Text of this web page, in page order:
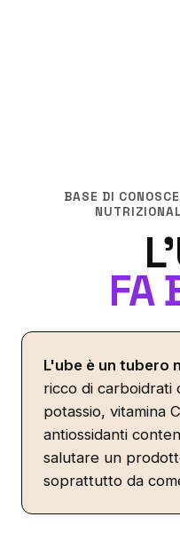
BASE DI
FA
L'ube è un tubero
ricco di carboidrati
potassio, vitamina
antiossidanti
salutare un
soprattutto da